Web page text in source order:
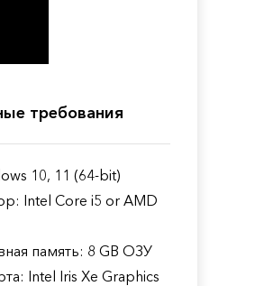
требования
10, 11 (64-bit)
Intel Core i5 or AMD
память: 8 GB ОЗУ
Intel Iris Xe Graphics